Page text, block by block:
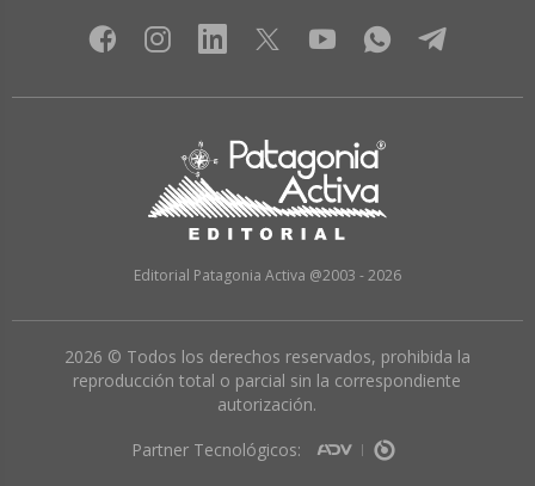
Editorial Patagonia Activa @2003 - 2026
2026 © Todos los derechos reservados, prohibida la
reproducción total o parcial sin la correspondiente
autorización.
Partner Tecnológicos: